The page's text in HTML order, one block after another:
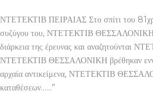
ΝΤΕΤΕΚΤΙΒ ΠΕΙΡΑΙΑΣ Στο σπίτι του
συζύγου του, ΝΤΕΤΕΚΤΙΒ ΘΕΣΣΑΛΟΝΙΚΗ
διάρκεια της έρευνας και
ΝΤΕΤΕΚΤΙΒ ΘΕΣΣΑΛΟΝΙΚΗ βρέθηκαν
αρχαία αντικείμενα, ΝΤΕΤΕΚΤΙΒ
καταθέσεων……”